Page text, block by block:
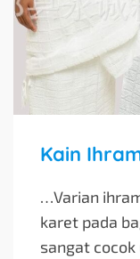
…Varian
karet pada
sangat